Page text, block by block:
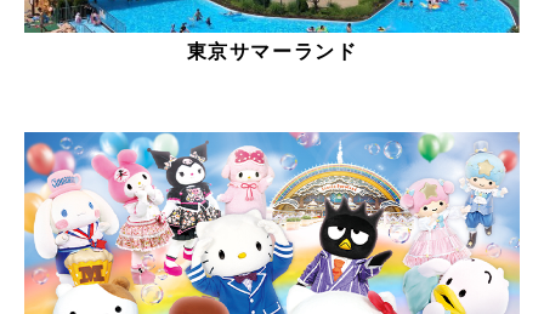
東京サマーランド